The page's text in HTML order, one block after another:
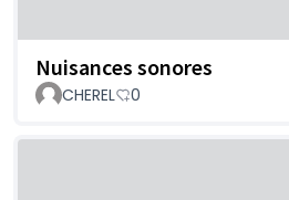
Nuisances sonores
CHEREL
0